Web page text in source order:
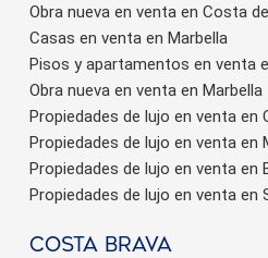
Obra nueva en venta en Costa
Casas en venta en Marbella
Pisos y apartamentos en venta
Obra nueva en venta en Marbella
Propiedades de lujo en venta en
Propiedades de lujo en venta en
Propiedades de lujo en venta en
Propiedades de lujo en venta en
Costa brava